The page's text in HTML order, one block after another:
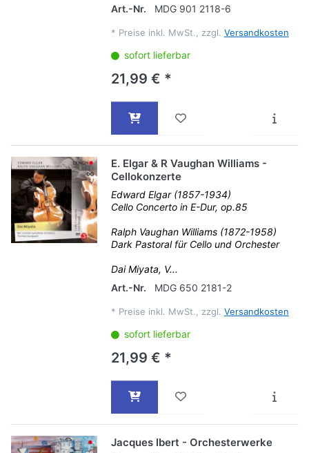
Art.-Nr.
MDG 901 2118-6
* Preise inkl. MwSt., zzgl. Versandkosten
sofort lieferbar
21,99 € *
E. Elgar & R Vaughan Williams -
Cellokonzerte
Edward Elgar (1857-1934)
Cello Concerto in E-Dur, op.85
Ralph Vaughan Williams (1872-1958)
Dark Pastoral für Cello und Orchester
Dai Miyata, V...
Art.-Nr.
MDG 650 2181-2
* Preise inkl. MwSt., zzgl. Versandkosten
sofort lieferbar
21,99 € *
Jacques Ibert - Orchesterwerke